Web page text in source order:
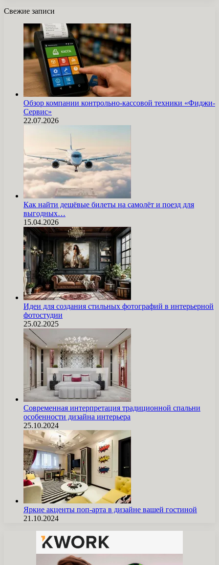
Свежие записи
Обзор компании контрольно-кассовой техники «Фиджи-
Сервис»
22.07.2026
Как найти дешёвые билеты на самолёт и поезд для
выгодных…
15.04.2026
Идеи для создания стильных фотографий в интерьерной
фотостудии
25.02.2025
Современная интерпретация традиционной спальни
особенности дизайна интерьера
25.10.2024
Яркие акценты поп-арта в дизайне вашей гостиной
21.10.2024